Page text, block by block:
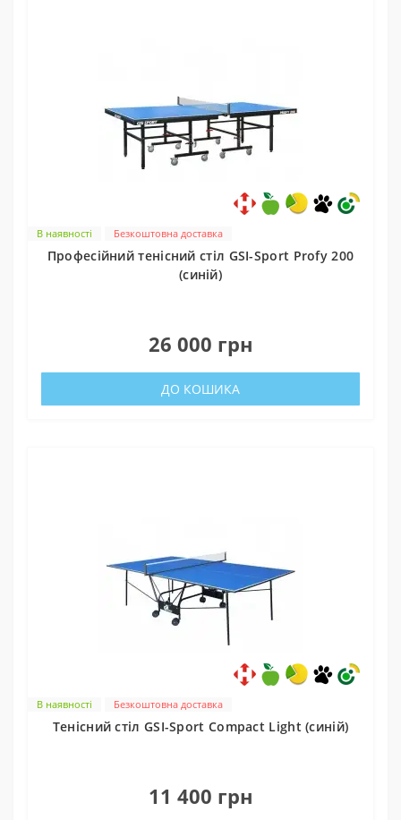
В наявності Безкоштовна доставка
Професійний тенісний стіл GSI-Sport Profy 200
(синій)
26 000 грн
ДО КОШИКА
В наявності Безкоштовна доставка
Тенісний стіл GSI-Sport Compact Light (синій)
11 400 грн